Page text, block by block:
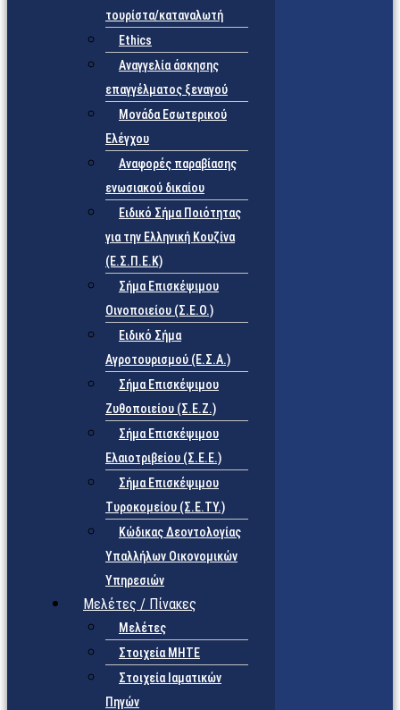
τουρίστα/καταναλωτή
Ethics
Αναγγελία άσκησης
επαγγέλματος ξεναγού
Μονάδα Εσωτερικού
Ελέγχου
Αναφορές παραβίασης
ενωσιακού δικαίου
Ειδικό Σήμα Ποιότητας
για την Ελληνική Κουζίνα
(Ε.Σ.Π.Ε.Κ)
Σήμα Επισκέψιμου
Οινοποιείου (Σ.Ε.Ο.)
Ειδικό Σήμα
Αγροτουρισμού (Ε.Σ.Α.)
Σήμα Επισκέψιμου
Ζυθοποιείου (Σ.Ε.Ζ.)
Σήμα Επισκέψιμου
Ελαιοτριβείου (Σ.Ε.Ε.)
Σήμα Επισκέψιμου
Τυροκομείου (Σ.Ε.TY.)
Κώδικας Δεοντολογίας
Υπαλλήλων Οικονομικών
Υπηρεσιών
Μελέτες / Πίνακες
Μελέτες
Στοιχεία ΜΗΤΕ
Στοιχεία Ιαματικών
Πηγών